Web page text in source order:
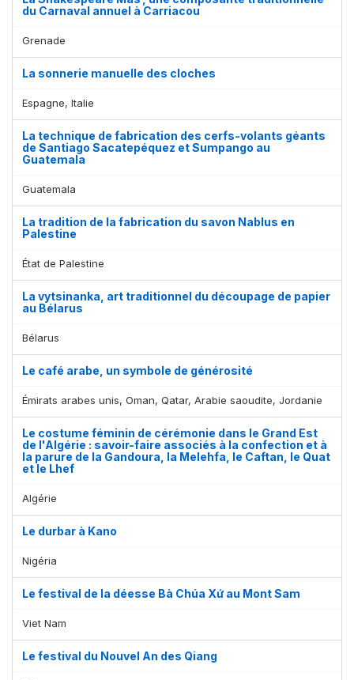
du Carnaval annuel à Carriacou
Grenade
La sonnerie manuelle des cloches
Espagne, Italie
La technique de fabrication des cerfs-volants géants
de Santiago Sacatepéquez et Sumpango au
Guatemala
Guatemala
La tradition de la fabrication du savon Nablus en
Palestine
État de Palestine
La vytsinanka, art traditionnel du découpage de papier
au Bélarus
Bélarus
Le café arabe, un symbole de générosité
Émirats arabes unis, Oman, Qatar, Arabie saoudite, Jordanie
Le costume féminin de cérémonie dans le Grand Est
de l'Algérie : savoir-faire associés à la confection et à
la parure de la Gandoura, la Melehfa, le Caftan, le Quat
et le Lhef
Algérie
Le durbar à Kano
Nigéria
Le festival de la déesse Bà Chúa Xứ au Mont Sam
Viet Nam
Le festival du Nouvel An des Qiang